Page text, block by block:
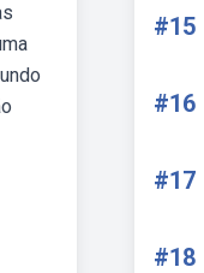
#15
#16
#17
#18